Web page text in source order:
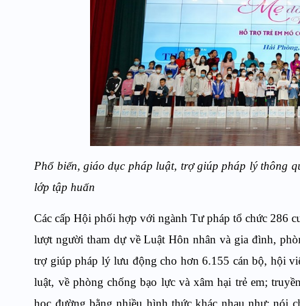
Phổ biến, giáo dục pháp luật, trợ giúp pháp lý thông
lớp tập huấn
Các cấp Hội phối hợp với ngành Tư pháp tổ chức 286
lượt người tham dự về Luật Hôn nhân và gia đình,
trợ giúp pháp lý lưu động cho hơn 6.155 cán bộ, hội
luật, về phòng chống bạo lực và xâm hại trẻ em;